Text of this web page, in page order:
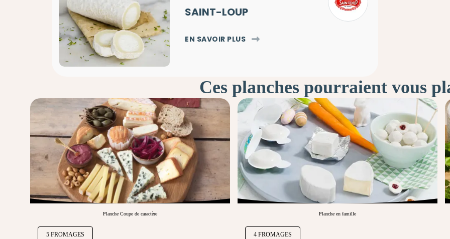
SAINT-LOUP
EN SAVOIR PLUS
Ces planches pourraient vous
Planche Coupe de caractère
5 FROMAGES
Planche en famille
4 FROMAGES